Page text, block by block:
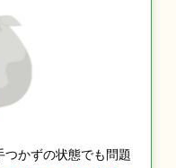
かずの状態でも問題